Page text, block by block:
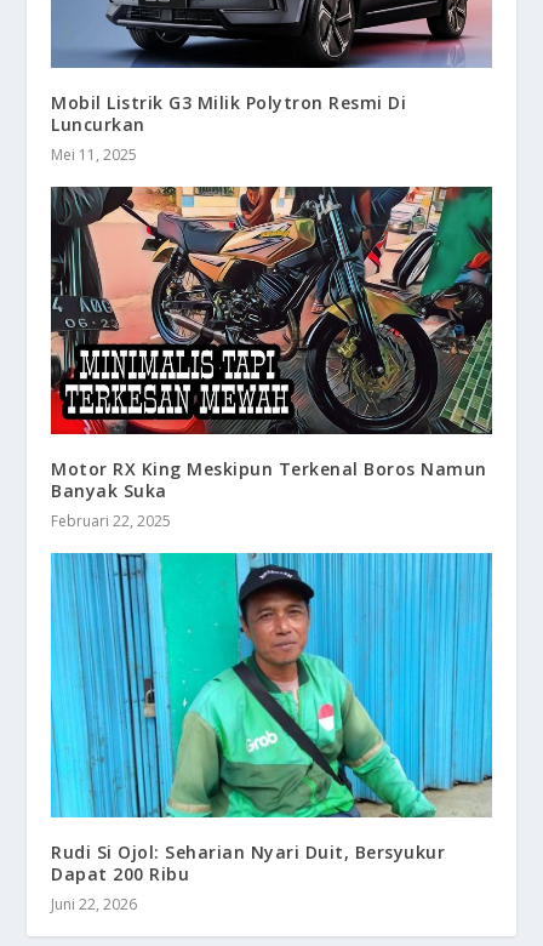
Mobil Listrik G3 Milik Polytron Resmi Di
Luncurkan
Mei 11, 2025
Motor RX King Meskipun Terkenal Boros Namun
Banyak Suka
Februari 22, 2025
Rudi Si Ojol: Seharian Nyari Duit, Bersyukur
Dapat 200 Ribu
Juni 22, 2026